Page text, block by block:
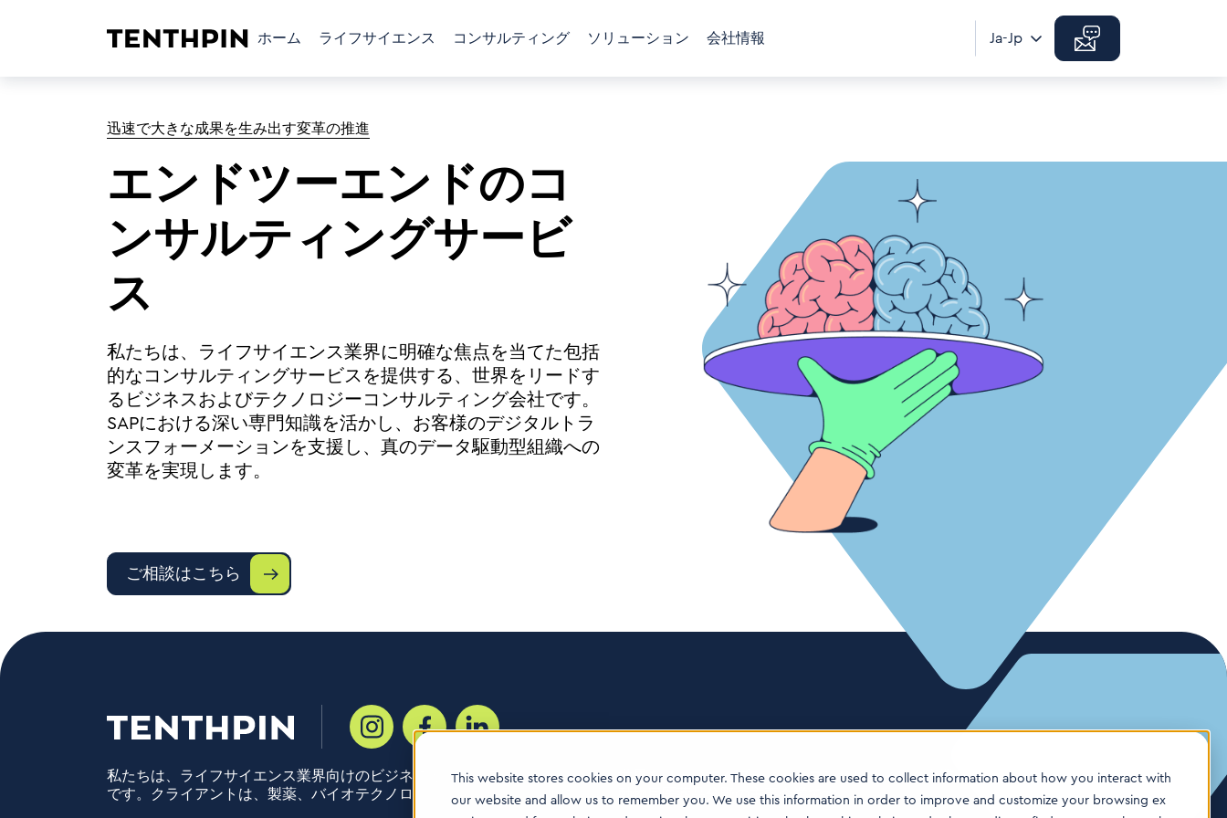
This website stores cookies on your computer. These cookies are used to collect information about how you interact with
our website and allow us to remember you. We use this information in order to improve and customize your browsing ex
ホーム ライフサイエンス コンサルティング ソリューション 会社情報 Ja-Jp
迅速で大きな成果を生み出す変革の推進
エンドツーエンドのコ
ンサルティングサービ
ス
私たちは、ライフサイエンス業界に明確な焦点を当てた包括
的なコンサルティングサービスを提供する、世界をリードす
るビジネスおよびテクノロジーコンサルティング会社です。
SAPにおける深い専門知識を活かし、お客様のデジタルトラ
ンスフォーメーションを支援し、真のデータ駆動型組織への
変革を実現します。
ご相談はこちら
私たちは、ライフサイエンス業界向けのビジネスとテクノロジーに特化した、世界をリードするブティックコンサルティング企業
です。クライアントは、製薬、バイオテクノロジー、医療機器、ヘルスケア、動物用医薬品分野の主要企業です。